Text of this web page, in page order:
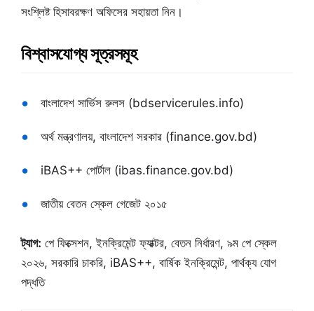
সংশ্লিষ্ট হিসাবরক্ষণ অফিসের সহায়তা নিন।
বিশ্বাসযোগ্য সূত্রসমূহ
বাংলাদেশ সার্ভিস রুলস (bdservicerules.info)
অর্থ মন্ত্রণালয়, বাংলাদেশ সরকার (finance.gov.bd)
iBAS++ পোর্টাল (ibas.finance.gov.bd)
জাতীয় বেতন স্কেল গেজেট ২০১৫
ট্যাগ: পে ফিক্সেশন, ইনক্রিমেন্ট ফ্যাক্টর, বেতন নির্ধারণ, ৯ম পে স্কেল
২০২৬, সরকারি চাকরি, iBAS++, বার্ষিক ইনক্রিমেন্ট, পার্থক্য যোগ
পদ্ধতি